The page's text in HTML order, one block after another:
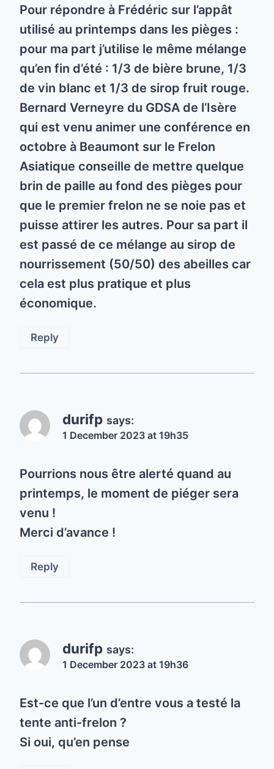
Pour répondre à Frédéric sur l’appât
utilisé au printemps dans les pièges :
pour ma part j’utilise le même mélange
qu’en fin d’été : 1/3 de bière brune, 1/3
de vin blanc et 1/3 de sirop fruit rouge.
Bernard Verneyre du GDSA de l’Isère
qui est venu animer une conférence en
octobre à Beaumont sur le Frelon
Asiatique conseille de mettre quelque
brin de paille au fond des pièges pour
que le premier frelon ne se noie pas et
puisse attirer les autres. Pour sa part il
est passé de ce mélange au sirop de
nourrissement (50/50) des abeilles car
cela est plus pratique et plus
économique.
Reply
durifp says:
1 December 2023 at 19h35
Pourrions nous être alerté quand au
printemps, le moment de piéger sera
venu !
Merci d’avance !
Reply
durifp says:
1 December 2023 at 19h36
Est-ce que l’un d’entre vous a testé la
tente anti-frelon ?
Si oui, qu’en pense